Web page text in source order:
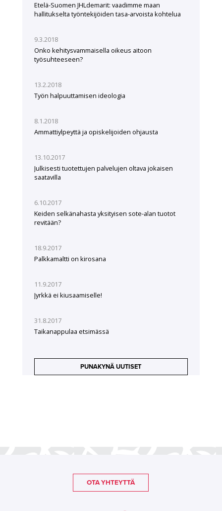
Etelä-Suomen JHLdemarit: vaadimme maan
hallitukselta työntekijöiden tasa-arvoista kohtelua
9.3.2018
Onko kehitysvammaisella oikeus aitoon
työsuhteeseen?
13.2.2018
Työn halpuuttamisen ideologia
8.1.2018
Ammattiylpeyttä ja opiskelijoiden ohjausta
13.10.2017
Julkisesti tuotettujen palvelujen oltava jokaisen
saatavilla
6.10.2017
Keiden selkänahasta yksityisen sote-alan tuotot
revitään?
18.9.2017
Palkkamaltti on kirosana
11.9.2017
Jyrkkä ei kiusaamiselle!
31.8.2017
Taikanappulaa etsimässä
PUNAKYNÄ UUTISET
OTA YHTEYTTÄ